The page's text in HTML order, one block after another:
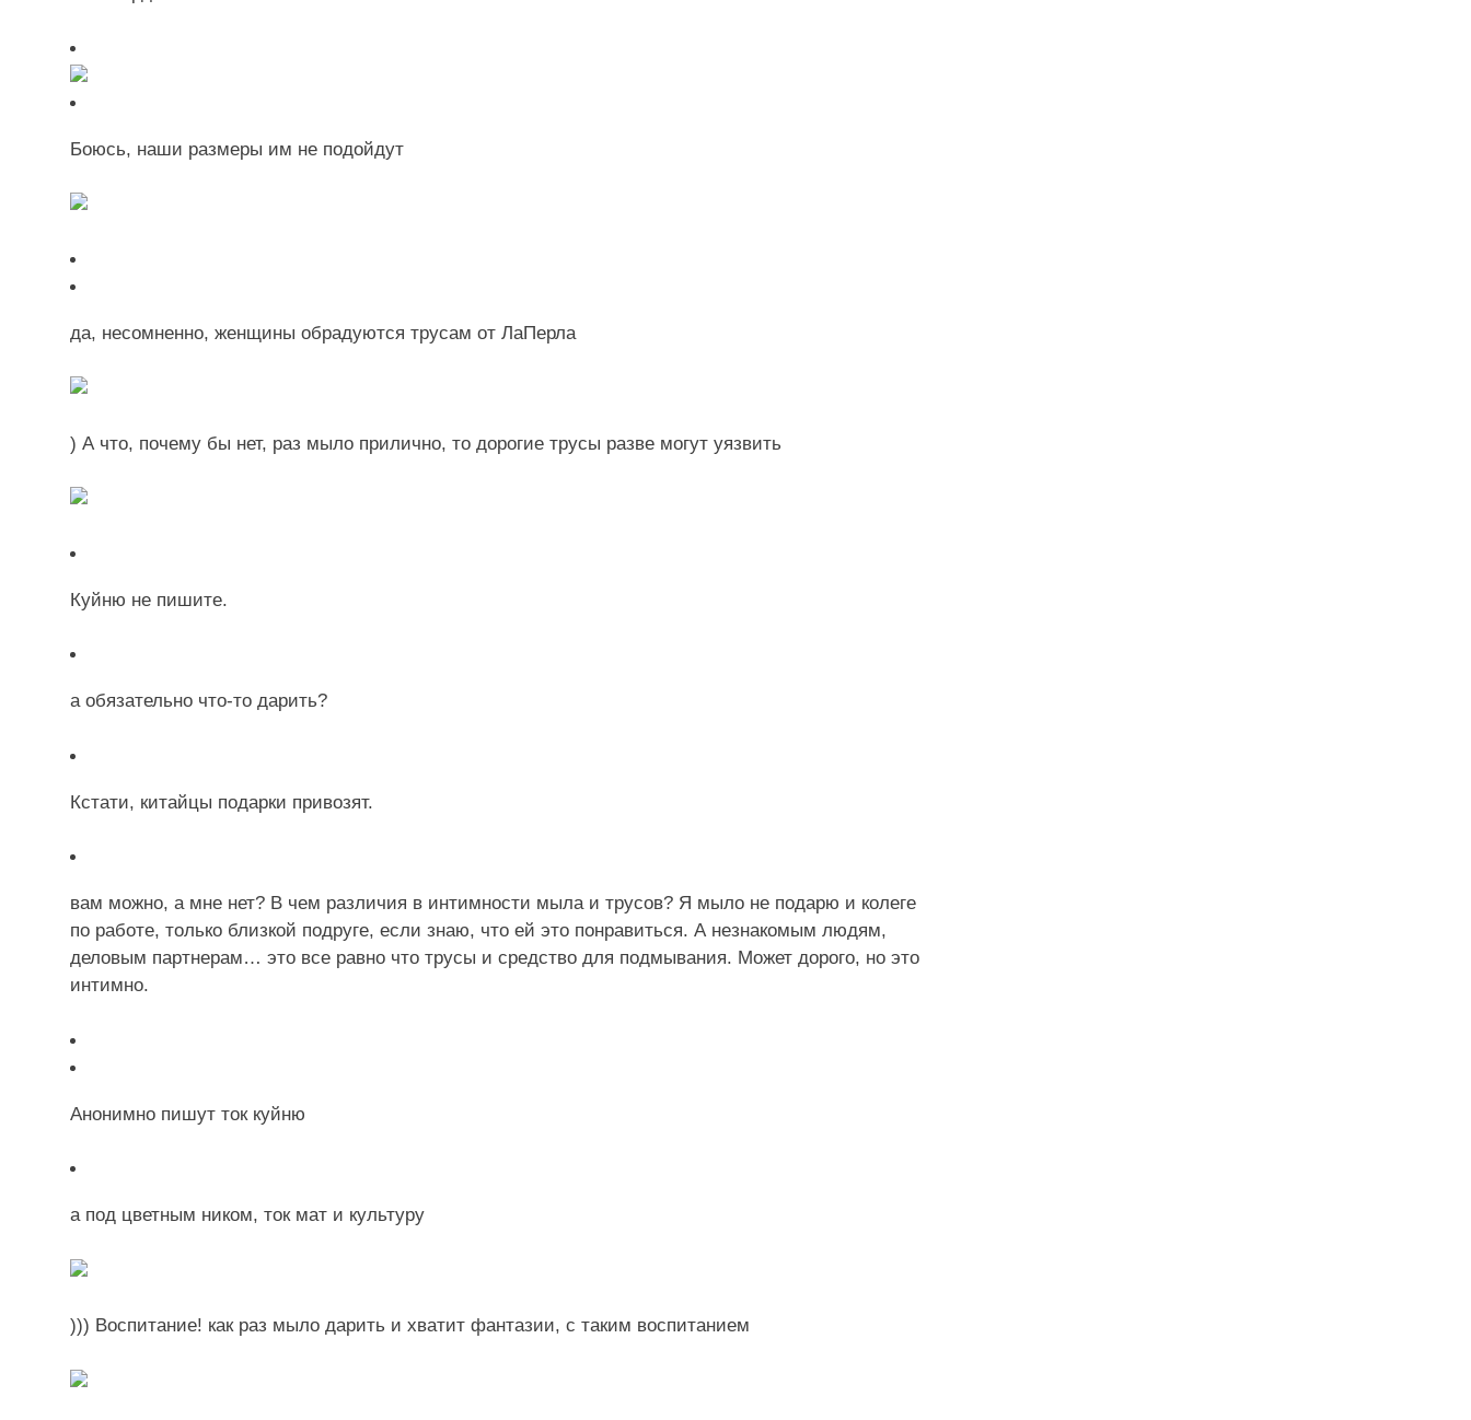
Боюсь, наши размеры им не подойдут
да, несомненно, женщины обрадуются трусам от ЛаПерла
) А что, почему бы нет, раз мыло прилично, то дорогие трусы разве могут уязвить
Куйню не пишите.
а обязательно что-то дарить?
Кстати, китайцы подарки привозят.
вам можно, а мне нет? В чем различия в интимности мыла и трусов? Я мыло не подарю и колеге
по работе, только близкой подруге, если знаю, что ей это понравиться. А незнакомым людям,
деловым партнерам… это все равно что трусы и средство для подмывания. Может дорого, но это
интимно.
Анонимно пишут ток куйню
а под цветным ником, ток мат и культуру
))) Воспитание! как раз мыло дарить и хватит фантазии, с таким воспитанием